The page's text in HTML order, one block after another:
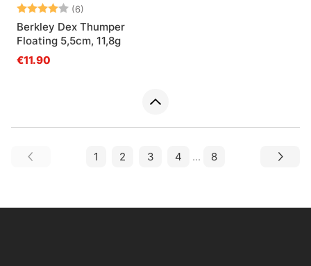
Arvio: (6)
Berkley Dex Thumper
Floating 5,5cm, 11,8g
€11.90
1 2 3 4 ... 8